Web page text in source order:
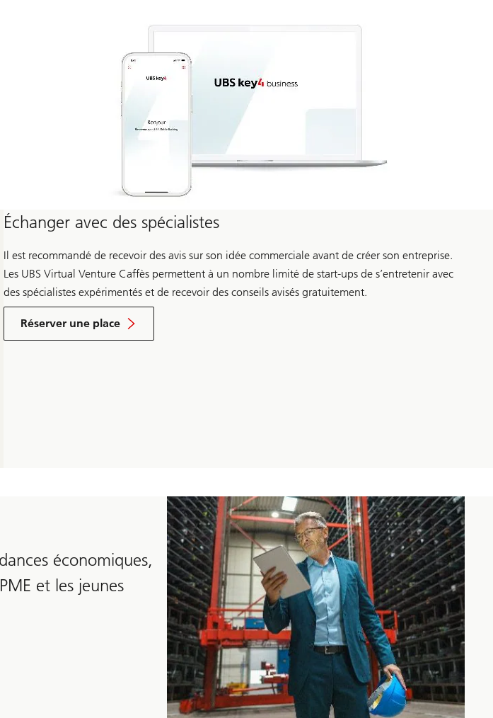
Échanger avec des spécialistes
Il est recommandé de recevoir des avis sur son idée commerciale avant de créer son entreprise.
Les UBS Virtual Venture Caffès permettent à un nombre limité de start-ups de s’entretenir avec
des spécialistes expérimentés et de recevoir des conseils avisés gratuitement.
Réserver une place
économiques,
et les jeunes